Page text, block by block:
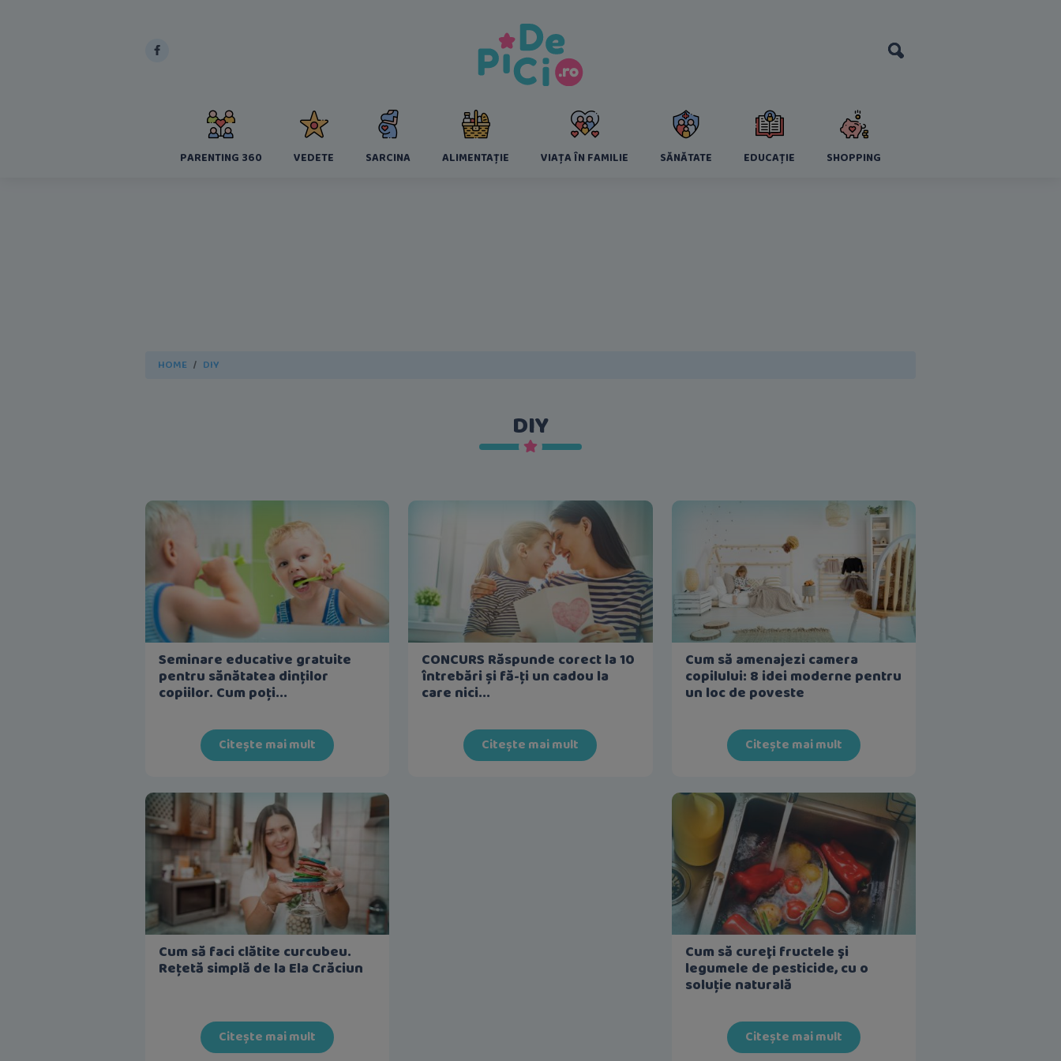
PARENTING 360 VEDETE SARCINA ALIMENTAȚIE VIAȚA ÎN FAMILIE SĂNĂTATE EDUCAȚIE SHOPPING
HOME DIY
DIY
Seminare educative gratuite
pentru sănătatea dinților
copiilor. Cum poți...
Citește mai mult
CONCURS Răspunde corect la 10
întrebări și fă-ți un cadou la
care nici...
Citește mai mult
Cum să amenajezi camera
copilului: 8 idei moderne pentru
un loc de poveste
Citește mai mult
Cum să faci clătite curcubeu.
Rețetă simplă de la Ela Crăciun
Citește mai mult
Cum să cureţi fructele şi
legumele de pesticide, cu o
soluție naturală
Citește mai mult